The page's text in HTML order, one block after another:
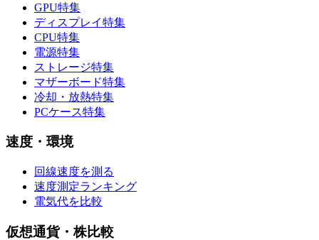
GPU特集
ディスプレイ特集
CPU特集
電源特集
ストレージ特集
マザーボード特集
冷却・放熱特集
PCケース特集
速度・環境
回線速度を測る
速度測定ランキング
電気代を比較
仮想通貨・株比較